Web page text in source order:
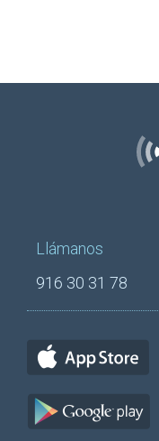
Llámanos
916 30 31 78